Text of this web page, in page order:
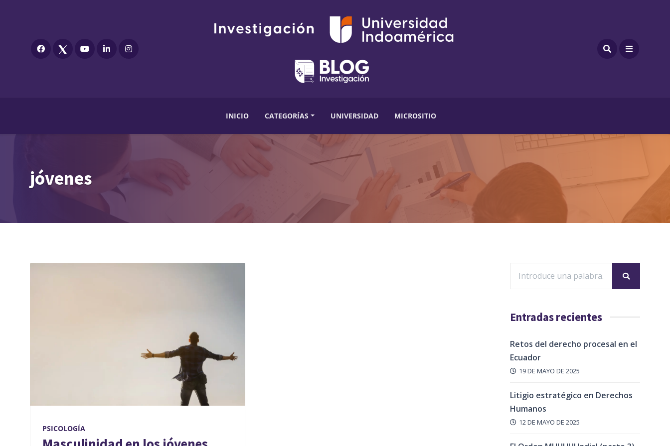
INICIO CATEGORÍAS UNIVERSIDAD MICROSITIO
jóvenes
PSICOLOGÍA
Entradas recientes
Retos del derecho procesal en el
Ecuador
19 DE MAYO DE 2025
Litigio estratégico en Derechos
Humanos
12 DE MAYO DE 2025